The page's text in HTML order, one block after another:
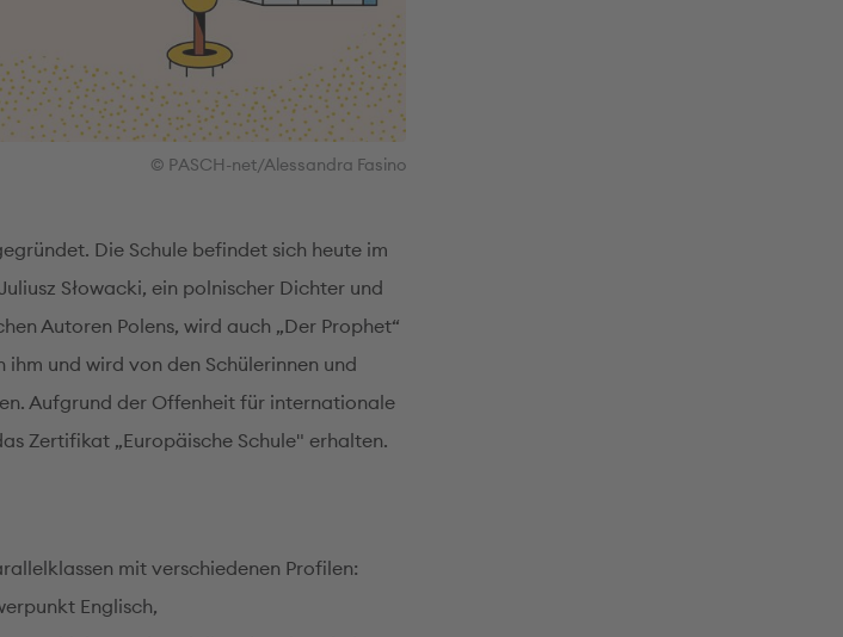
© PASCH-net/Alessandra Fasino
Die Schule befindet sich heute im
Słowacki, ein polnischer Dichter und
Autoren Polens, wird auch „Der Prophet“
und wird von den Schülerinnen und
Aufgrund der Offenheit für internationale
Zertifikat „Europäische Schule" erhalten.
mit verschiedenen Profilen:
Englisch,